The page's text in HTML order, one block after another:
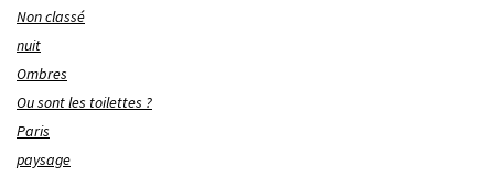
Non classé
nuit
Ombres
Ou sont les toilettes ?
Paris
paysage